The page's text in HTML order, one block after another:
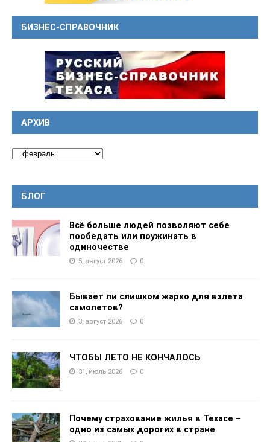
БИЗНЕС-СПРАВОЧНИК
АРХИВ
БЛОГ
Всё больше людей позволяют себе
пообедать или поужинать в
одиночестве
5, август 2026 0
Бывает ли слишком жарко для взлета
самолетов?
3, август 2026 0
ЧТОБЫ ЛЕТО НЕ КОНЧАЛОСЬ
31, июль 2026 0
Почему страхование жилья в Техасе –
одно из самых дорогих в стране